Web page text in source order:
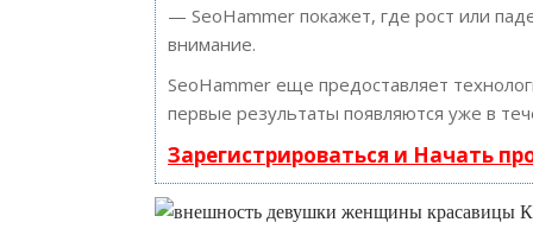
— SeoHammer покажет, где рост или
внимание.
SeoHammer еще предоставляет
первые результаты появляются уже в
Зарегистрироваться и Начать